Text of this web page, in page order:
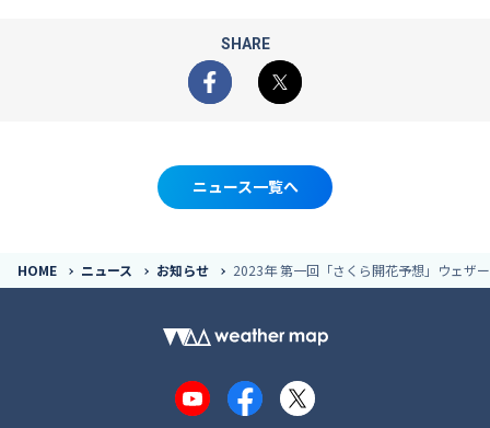
SHARE
Facebook
X
ニュース一覧へ
HOME ニュース お知らせ 2023年 第一回「さくら開花予想」ウェ
YouTubeFacebook
X